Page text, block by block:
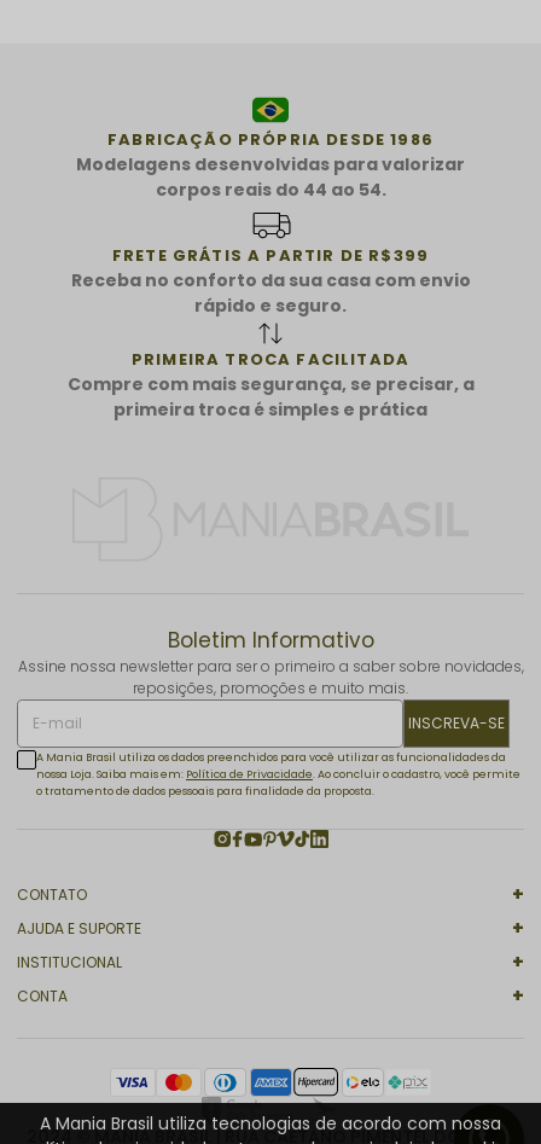
FABRICAÇÃO PRÓPRIA DESDE 1986
Modelagens desenvolvidas para valorizar
corpos reais do 44 ao 54.
FRETE GRÁTIS A PARTIR DE R$399
Receba no conforto da sua casa com envio
rápido e seguro.
PRIMEIRA TROCA FACILITADA
Compre com mais segurança, se precisar, a
primeira troca é simples e prática
CONTATO
AJUDA E SUPORTE
INSTITUCIONAL
CONTA
Boletim Informativo
Assine nossa newsletter para ser o primeiro a saber sobre novidades,
reposições, promoções e muito mais.
INSCREVA-SE
A Mania Brasil utiliza os dados preenchidos para você utilizar as funcionalidades da
nossa Loja. Saiba mais em: Política de Privacidade. Ao concluir o cadastro, você permite
o tratamento de dados pessoais para finalidade da proposta.
2024 © MANIA BRASIL | RUA CAETANO PIMENTEL DO VABO
A Mania Brasil utiliza tecnologias de acordo com nossa